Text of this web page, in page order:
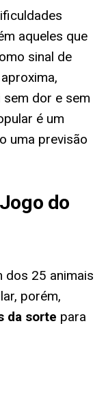
aqueles que
sinal de
sem dor e sem
é um
uma previsão
do
dos 25 animais
porém,
da sorte para